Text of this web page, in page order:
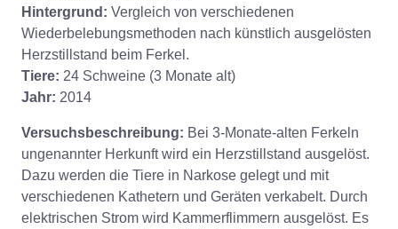
Hintergrund: Vergleich von verschiedenen
Wiederbelebungsmethoden nach künstlich ausgelösten
Herzstillstand beim Ferkel.
Tiere: 24 Schweine (3 Monate alt)
Jahr: 2014
Versuchsbeschreibung: Bei 3-Monate-alten Ferkeln
ungenannter Herkunft wird ein Herzstillstand ausgelöst.
Dazu werden die Tiere in Narkose gelegt und mit
verschiedenen Kathetern und Geräten verkabelt. Durch
elektrischen Strom wird Kammerflimmern ausgelöst. Es